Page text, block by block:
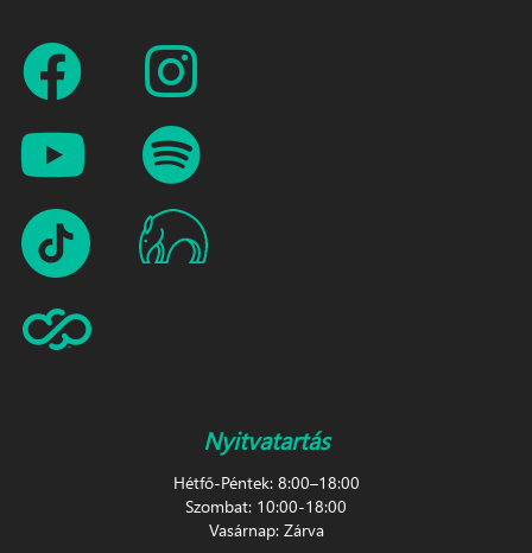
Nyitvatartás
Hétfő-Péntek: 8:00–18:00
Szombat: 10:00-18:00
Vasárnap: Zárva